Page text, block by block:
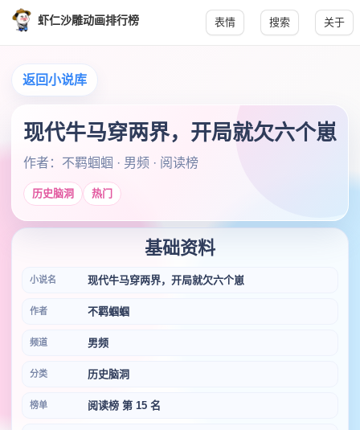
虾仁沙雕动画排行榜 表情 搜索 关于
返回小说库
现代牛马穿两界，开局就欠六个崽
作者：不羁蝈蝈 · 男频 · 阅读榜
历史脑洞 热门
基础资料
小说名 现代牛马穿两界，开局就欠六个崽
作者 不羁蝈蝈
频道 男频
分类 历史脑洞
榜单 阅读榜 第 15 名